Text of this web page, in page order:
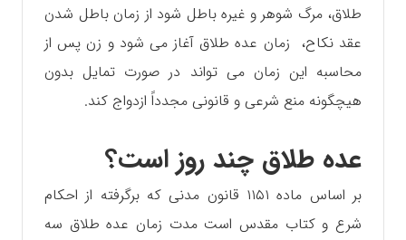
طلاق، مرگ شوهر و غیره باطل شود از زمان باطل شدن
عقد نکاح، زمان عده طلاق آغاز می شود و زن پس از
محاسبه این زمان می تواند در صورت تمایل بدون
هیچگونه منع شرعی و قانونی مجدداً ازدواج کند.
عده طلاق چند روز است؟
بر اساس ماده ۱۱۵۱ قانون مدنی که برگرفته از احکام
شرع و کتاب مقدس است مدت زمان عده طلاق سه